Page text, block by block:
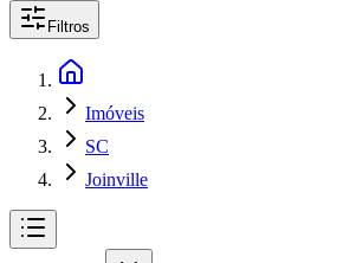
Filtros
Imóveis
SC
Joinville